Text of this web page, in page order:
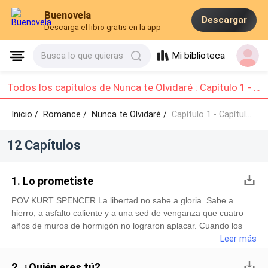
Buenovela
Descarga el libro gratis en la app
Descargar
Busca lo que quieras Mi biblioteca
Todos los capítulos de Nunca te Olvidaré : Capítulo 1 - Capítulo 10
Inicio / Romance/Nunca te Olvidaré / Capítulo 1 - Capítulo 10
12 Capítulos
1. Lo prometiste
POV KURT SPENCER ​La libertad no sabe a gloria. Sabe a
hierro, a asfalto caliente y a una sed de venganza que cuatro
años de muros de hormigón no lograron aplacar. ​Cuando los
portones de la Penitenciaría de Blackwood crujieron al cerrarse
de afuera estaba tan contaminado como el de mi celda,
Leer más